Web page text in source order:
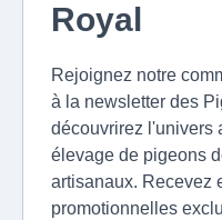
Royal
Rejoignez notre
à la newsletter des
découvrirez l'univers
élevage de pigeons
artisanaux. Recevez
promotionnelles